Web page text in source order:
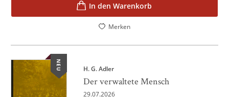
In den Warenkorb
Merken
NEU H. G. Adler
Der verwaltete Mensch
29.07.2026